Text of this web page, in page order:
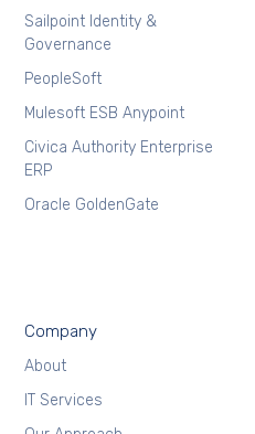
Sailpoint Identity &
Governance
PeopleSoft
Mulesoft ESB Anypoint
Civica Authority Enterprise
ERP
Oracle GoldenGate
Company
About
IT Services